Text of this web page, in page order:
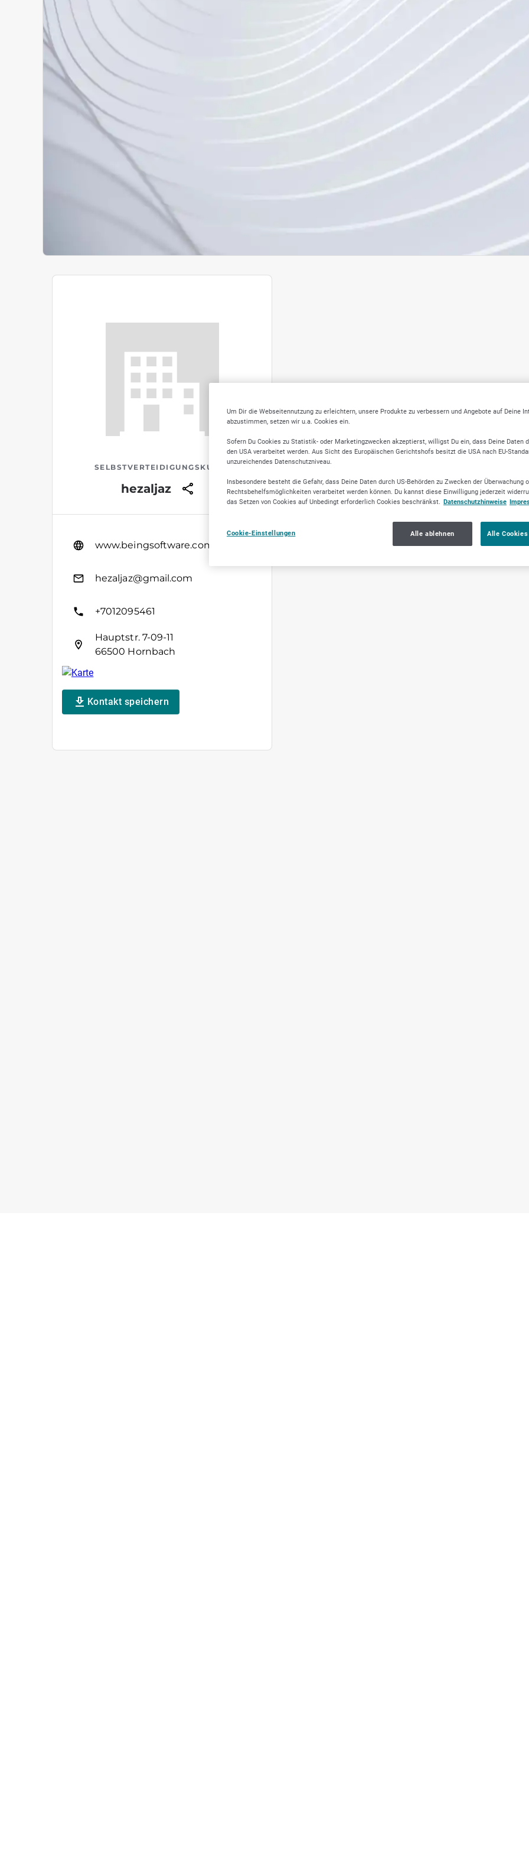
SELBSTVERTEIDIGUNGSKURSE
hezaljaz
www.beingsoftware.com/
hezaljaz@gmail.com
+7012095461
Hauptstr. 7-09-11
66500 Hornbach
Kontakt speichern
Um Dir die Webseitennutzung zu erleichtern, unsere Produkte zu verbessern und Angebote auf Deine
abzustimmen, setzen wir u.a. Cookies ein.
Sofern Du Cookies zu Statistik- oder Marketingzwecken akzeptierst, willigst Du ein, dass Deine Daten
den USA verarbeitet werden. Aus Sicht des Europäischen Gerichtshofs besitzt die USA nach EU-
unzureichendes Datenschutzniveau.
Insbesondere besteht die Gefahr, dass Deine Daten durch US-Behörden zu Zwecken der Überwachung
Rechtsbehelfsmöglichkeiten verarbeitet werden können. Du kannst diese Einwilligung jederzeit
das Setzen von Cookies auf Unbedingt erforderlich Cookies beschränkst. Datenschutzhinweise
Cookie-Einstellungen Alle ablehnen Alle